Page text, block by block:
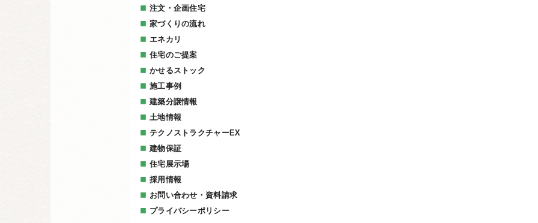
注文・企画住宅
家づくりの流れ
エネカリ
住宅のご提案
かせるストック
施工事例
建築分譲情報
土地情報
テクノストラクチャーEX
建物保証
住宅展示場
採用情報
お問い合わせ・資料請求
プライバシーポリシー